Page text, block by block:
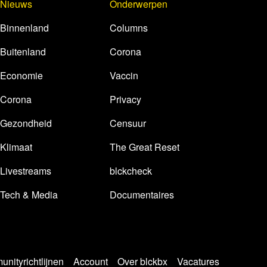
Nieuws
Binnenland
Buitenland
Economie
Corona
Gezondheid
Klimaat
Livestreams
Tech & Media
Onderwerpen
Columns
Corona
Vaccin
Privacy
Censuur
The Great Reset
blckcheck
Documentaires
Account Over blckbx Vacatures